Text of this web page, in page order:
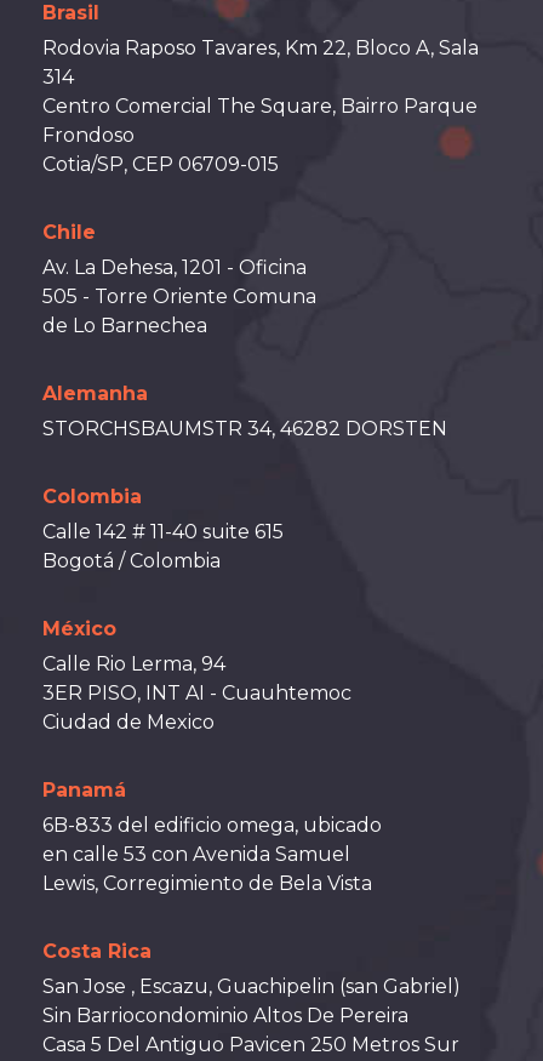
Brasil
Rodovia Raposo Tavares, Km 22, Bloco A, Sala
314
Centro Comercial The Square, Bairro Parque
Frondoso
Cotia/SP, CEP 06709-015
Chile
Av. La Dehesa, 1201 - Oficina
505 - Torre Oriente Comuna
de Lo Barnechea
Alemanha
STORCHSBAUMSTR 34, 46282 DORSTEN
Colombia
Calle 142 # 11-40 suite 615
Bogotá / Colombia
México
Calle Rio Lerma, 94
3ER PISO, INT AI - Cuauhtemoc
Ciudad de Mexico
Panamá
6B-833 del edificio omega, ubicado
en calle 53 con Avenida Samuel
Lewis, Corregimiento de Bela Vista
Costa Rica
San Jose , Escazu, Guachipelin (san Gabriel)
Sin Barriocondominio Altos De Pereira
Casa 5 Del Antiguo Pavicen 250 Metros Sur